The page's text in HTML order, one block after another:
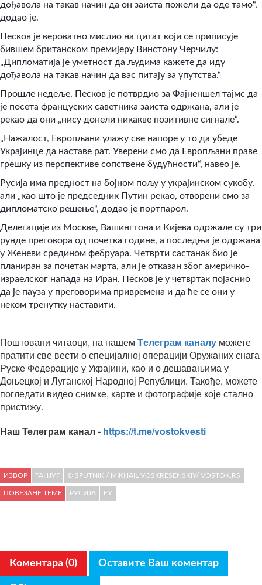
дођавола на такав начин да он заиста пожели да оде тамо“,
додао је.
Песков је вероватно мислио на цитат који се приписује
бившем британском премијеру Винстону Черчилу:
„Дипломатија је уметност да људима кажете да иду
дођавола на такав начин да вас питају за упутства.“
Прошле недеље, Песков је потврдио за Фајненшел тајмс да
је посета француских саветника заиста одржана, али је
рекао да они „нису донели никакве позитивне сигнале“.
„Нажалост, Европљани улажу све напоре у то да убеде
Украјинце да наставе рат. Уверени смо да Европљани праве
грешку из перспективе сопствене будућности“, навео је.
Русија има предност на бојном пољу у украјинском сукобу,
али „као што је председник Путин рекао, отворени смо за
дипломатско решење“, додао је портпарол.
Делегације из Москве, Вашингтона и Кијева одржале су три
рунде преговора од почетка године, а последња је одржана
у Женеви средином фебруара. Четврти састанак био је
планиран за почетак марта, али је отказан због америчко-
израелског напада на Иран. Песков је у четвртак појаснио
да је пауза у преговорима привремена и да ће се они у
неком тренутку наставити.
Поштовани читаоци, на нашем Tелеграм каналу можете
пратити све вести о специјалној операцији Оружаних снага
Руске Федерације у Украјини, као и о дешавањима у
Доњецкој и Луганској Народној Републици. Такође, можете
погледати видео снимке, карте и фотографије које стално
пристижу.
Наш Телеграм канал - https://t.me/vostokvesti
ИЗВОР ТАНЈУГ © SPUTNIK / MIKHAIL VOSKRESENSKIY/ VOSTOK.RS
ПОВЕЗАНЕ ТЕМЕ РУСИЈА ЕУ
Коментара (0) Оставите Ваш коментар